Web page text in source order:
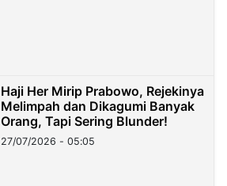
Haji Her Mirip Prabowo, Rejekinya
Melimpah dan Dikagumi Banyak
Orang, Tapi Sering Blunder!
27/07/2026 - 05:05